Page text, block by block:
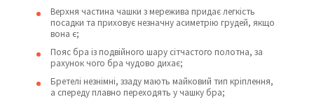
Верхня частина чашки з мережива придає легкість
посадки та приховує незначну асиметрію грудей, якщо
вона є;
Пояс бра із подвійного шару сітчастого полотна, за
рахунок чого бра чудово дихає;
Бретелі незнімні, ззаду мають майковий тип кріплення,
а спереду плавно переходять у чашку бра;